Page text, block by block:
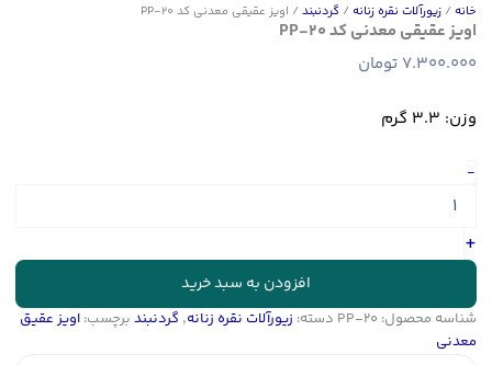
خانه / زیورآلات نقره زنانه / گردنبند / اویز عقیقی معدنی کد PP-20
اویز عقیقی معدنی کد PP-20
7.300.000 تومان
وزن: 3.3 گرم
-
عقیقی
معدنی
کد
PP-
عدد
+
افزودن به سبد خرید
شناسه محصول: PP-20 دسته: زیورآلات نقره زنانه, گردنبند برچسب: اویز عقیق
معدنی